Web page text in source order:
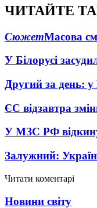
ЧИТАЙТЕ
СюжетМасова
У Білорусі
Другий за день:
ЄС відзавтра
У МЗС РФ
Залужний:
Читати коментарі
Новини світу